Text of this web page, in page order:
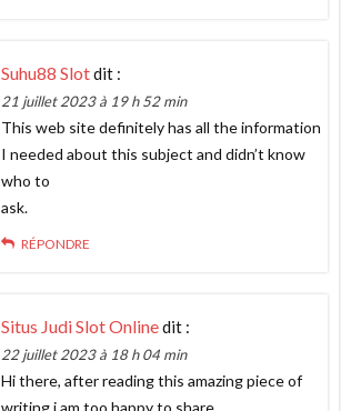
Suhu88 Slotdit :
21 juillet 2023 à 19 h 52 min
This web site definitely has all the information
I needed about this subject and didn’t know
who to
ask.
RÉPONDRE
Situs Judi Slot Onlinedit :
22 juillet 2023 à 18 h 04 min
Hi there, after reading this amazing piece of
writing i am too happy to share